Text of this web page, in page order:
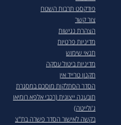
פודקסט תרבות השטח
צור קשר
הצהרת נגישות
מדיניות פרטיות
תנאי שימוש
מדיניות ביטול עסקה
תקנון טרייד אין
הסדר הסתלקות מוסכם במסגרת
תובענה ייצוגית (רכבי אלפא רומיאו
ג'ולייטה)
בקשה לאישור הסדר פשרה בת"צ